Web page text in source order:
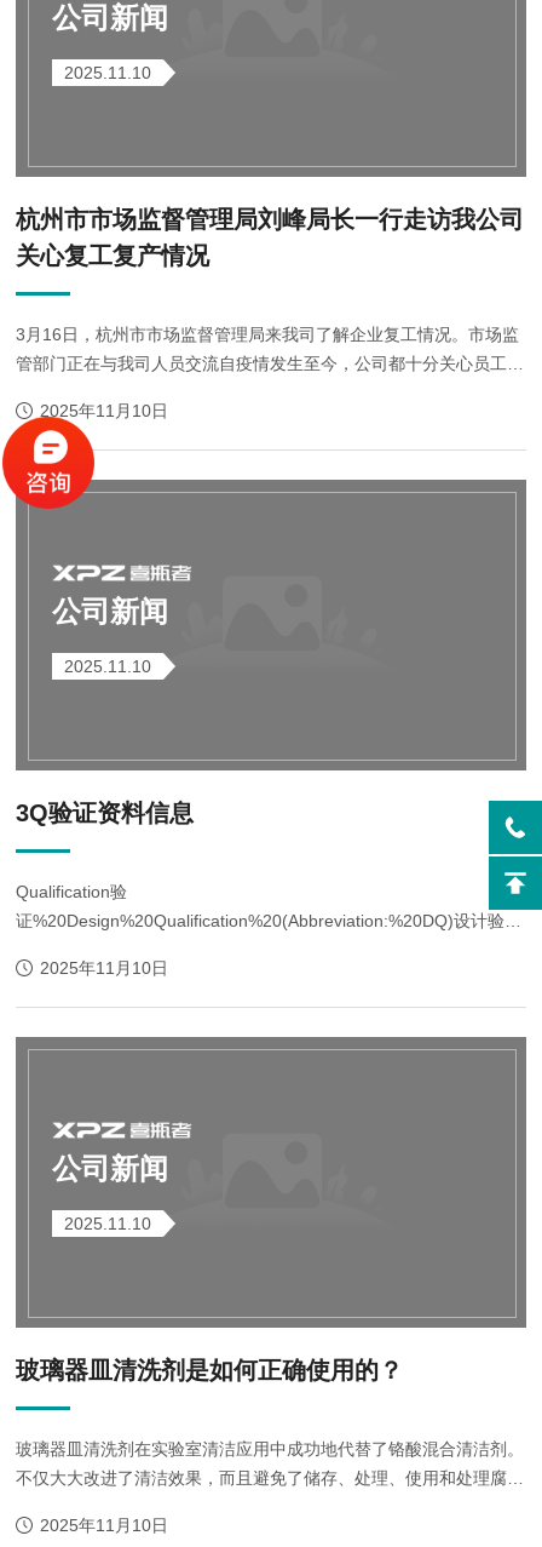
公司新闻
2025.11.10
杭州市市场监督管理局刘峰局长一行走访我公司
关心复工复产情况
3月16日，杭州市市场监督管理局来我司了解企业复工情况。市场监
管部门正在与我司人员交流自疫情发生至今，公司都十分关心员工的
做好体温监测和卫生消毒工作，坚...
2025年11月10日
公司新闻
2025.11.10
3Q验证资料信息
Qualification验
证%20Design%20Qualification%20(Abbreviation:%20DQ)设计验证
%20Installation%20Qualification%20(Abbreviation:%20IQ)安装验
证（简称：IQ）
%20Operation%20Qualification%20(Abbreviation:%20OQ)操作验
2025年11月10日
公司新闻
2025.11.10
玻璃器皿清洗剂是如何正确使用的？
玻璃器皿清洗剂在实验室清洁应用中成功地代替了铬酸混合清洁剂。
不仅大大改进了清洁效果，而且避免了储存、处理、使用和处理腐蚀
提供了理想的解决方法。%20 ...
2025年11月10日